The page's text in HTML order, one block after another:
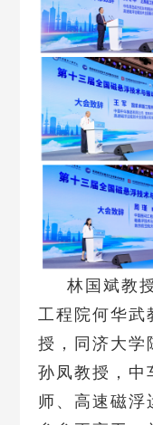
林国斌教
工程院何华武
授，同济大学
孙凤教授，中
师、高速磁浮